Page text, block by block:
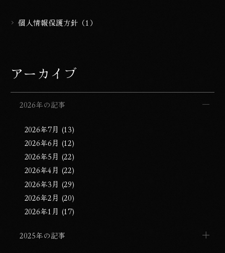
個人情報保護方針（1）
アーカイブ
2026年の記事
2026年7月 (13)
2026年6月 (12)
2026年5月 (22)
2026年4月 (22)
2026年3月 (29)
2026年2月 (20)
2026年1月 (17)
2025年の記事